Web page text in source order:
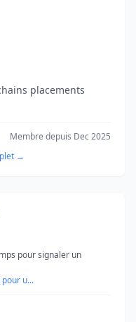
placements
Membre depuis Dec 2025
→
pour signaler un
u...